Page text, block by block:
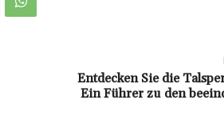
Entdecken Sie die
Ein Führer zu den